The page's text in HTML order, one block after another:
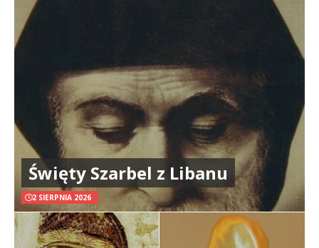
Święty Szarbel z Libanu
2 SIERPNIA 2026